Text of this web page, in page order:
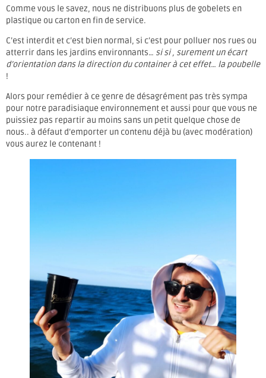
Comme vous le savez, nous ne distribuons plus de gobelets en
plastique ou carton en fin de service.
C’est interdit et c’est bien normal, si c’est pour polluer nos rues ou
atterrir dans les jardins environnants… si si , surement un écart
d’orientation dans la direction du container à cet effet… la poubelle
!
Alors pour remédier à ce genre de désagrément pas très sympa
pour notre paradisiaque environnement et aussi pour que vous ne
puissiez pas repartir au moins sans un petit quelque chose de
nous.. à défaut d’emporter un contenu déjà bu (avec modération)
vous aurez le contenant !